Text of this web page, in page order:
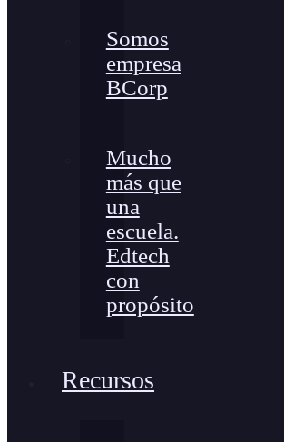
Somos
empresa
BCorp
Mucho
más que
una
escuela.
Edtech
con
propósito
Recursos